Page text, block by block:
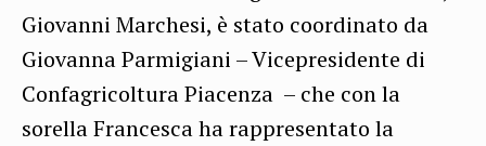
Giovanni Marchesi, è stato coordinato da
Giovanna Parmigiani – Vicepresidente di
Confagricoltura Piacenza – che con la
sorella Francesca ha rappresentato la